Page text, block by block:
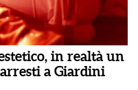
in realtà un
a Giardini